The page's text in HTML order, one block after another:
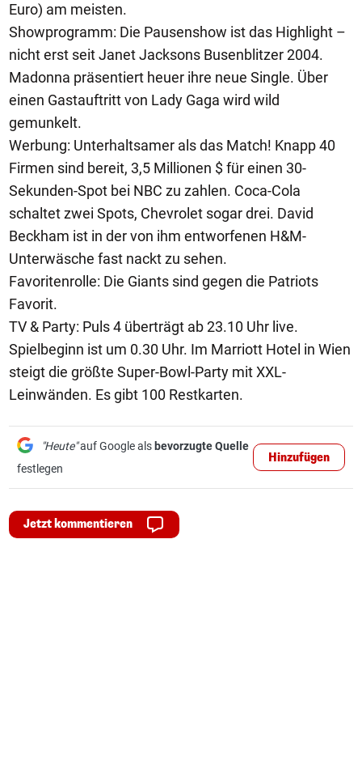
Euro) am meisten.
Showprogramm: Die Pausenshow ist das Highlight –
nicht erst seit Janet Jacksons Busenblitzer 2004.
Madonna präsentiert heuer ihre neue Single. Über
einen Gastauftritt von Lady Gaga wird wild
gemunkelt.
Werbung: Unterhaltsamer als das Match! Knapp 40
Firmen sind bereit, 3,5 Millionen $ für einen 30-
Sekunden-Spot bei NBC zu zahlen. Coca-Cola
schaltet zwei Spots, Chevrolet sogar drei. David
Beckham ist in der von ihm entworfenen H&M-
Unterwäsche fast nackt zu sehen.
Favoritenrolle: Die Giants sind gegen die Patriots
Favorit.
TV & Party: Puls 4 überträgt ab 23.10 Uhr live.
Spielbeginn ist um 0.30 Uhr. Im Marriott Hotel in Wien
steigt die größte Super-Bowl-Party mit XXL-
Leinwänden. Es gibt 100 Restkarten.
"Heute"auf Google als bevorzugte Quelle
festlegen
Hinzufügen
Jetzt kommentieren